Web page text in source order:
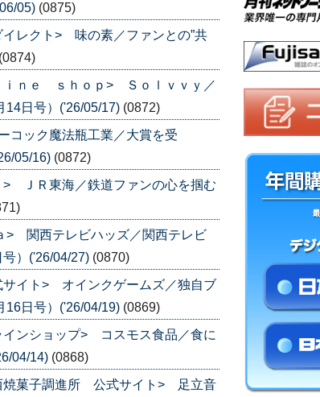
05) (0875)
レクト> 味の素／ファンとの”共
(0874)
ｎｅ ｓｈｏｐ> Ｓｏｌｖｖｙ／
14日号）('26/05/17) (0872)
ック魔法瓶工業／大賞を受
05/16) (0872)
ＪＲ東海／鉄道ファンの心を掴む
> 関西テレビハッズ／関西テレビ
）('26/04/27) (0870)
イト> オインクゲームズ／独自ブ
16日号）('26/04/19) (0869)
ンショップ> コスモス食品／食に
04/14) (0868)
菓子調進所 公式サイト> 足立音